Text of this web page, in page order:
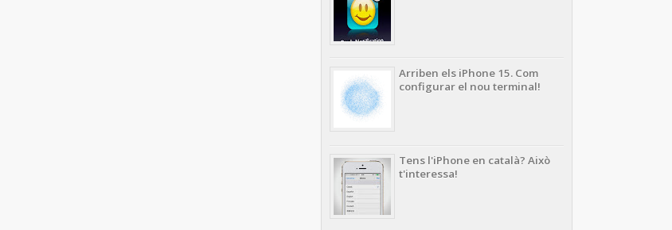
Arriben els iPhone 15. Com
configurar el nou terminal!
Tens l'iPhone en català? Això
t'interessa!